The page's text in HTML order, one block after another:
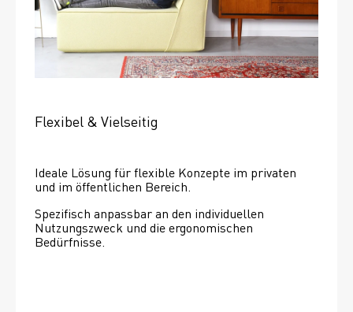
Flexibel & Vielseitig
Ideale Lösung für flexible Konzepte im privaten
und im öffentlichen Bereich.
Spezifisch anpassbar an den individuellen
Nutzungszweck und die ergonomischen
Bedürfnisse.